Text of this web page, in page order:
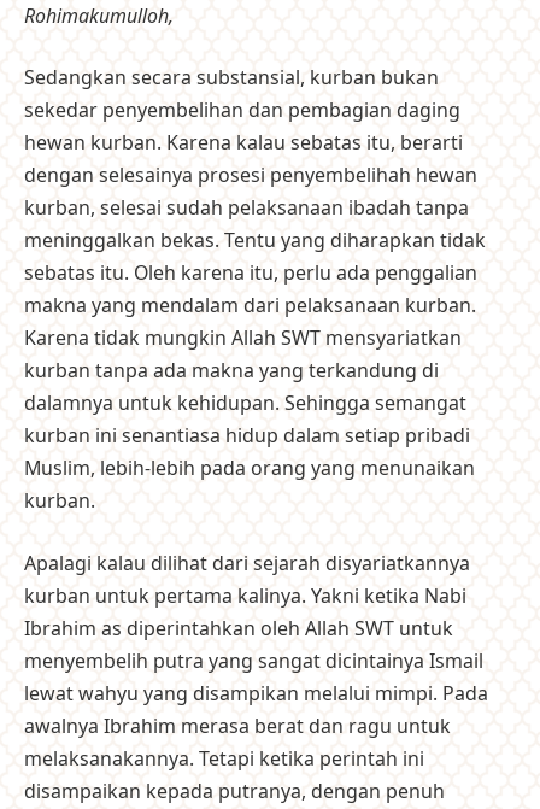
Rohimakumulloh,
Sedangkan secara substansial, kurban bukan
sekedar penyembelihan dan pembagian daging
hewan kurban. Karena kalau sebatas itu, berarti
dengan selesainya prosesi penyembelihah hewan
kurban, selesai sudah pelaksanaan ibadah tanpa
meninggalkan bekas. Tentu yang diharapkan tidak
sebatas itu. Oleh karena itu, perlu ada penggalian
makna yang mendalam dari pelaksanaan kurban.
Karena tidak mungkin Allah SWT mensyariatkan
kurban tanpa ada makna yang terkandung di
dalamnya untuk kehidupan. Sehingga semangat
kurban ini senantiasa hidup dalam setiap pribadi
Muslim, lebih-lebih pada orang yang menunaikan
kurban.
Apalagi kalau dilihat dari sejarah disyariatkannya
kurban untuk pertama kalinya. Yakni ketika Nabi
Ibrahim as diperintahkan oleh Allah SWT untuk
menyembelih putra yang sangat dicintainya Ismail
lewat wahyu yang disampikan melalui mimpi. Pada
awalnya Ibrahim merasa berat dan ragu untuk
melaksanakannya. Tetapi ketika perintah ini
disampaikan kepada putranya, dengan penuh